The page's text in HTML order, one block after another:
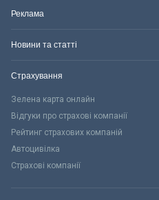
Реклама
Новини та статті
Страхування
Зелена карта онлайн
Відгуки про страхові компанії
Рейтинг страхових компаній
Автоцивілка
Страхові компанії